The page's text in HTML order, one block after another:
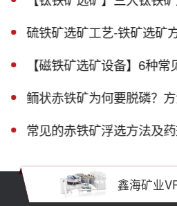
硫铁矿选矿工艺-铁矿选矿
【磁铁矿选矿设备】6种
鲕状赤铁矿为何要脱磷？方
常见的赤铁矿浮选方法及
鑫海矿业